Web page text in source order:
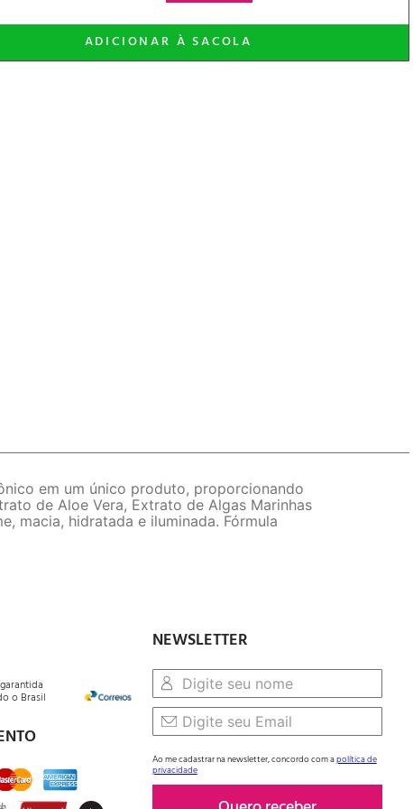
em um único produto, proporcionando
de Aloe Vera, Extrato de Algas Marinhas
macia, hidratada e iluminada. Fórmula
o Brasil
NEWSLETTER
Ao me cadastrar na newsletter, concordo com apolítica de
privacidade